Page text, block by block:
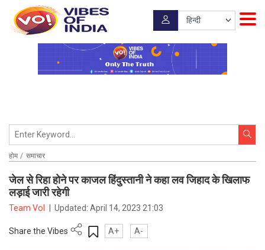
होम समाचार
जेल से रिहा होने पर काजल हिंदुस्तानी ने कहा लव जिहाद के खिलाफ
लड़ाई जारी रहेगी
Team VoI Updated:April 14, 2023 21:03
Share the Vibes A+ A-